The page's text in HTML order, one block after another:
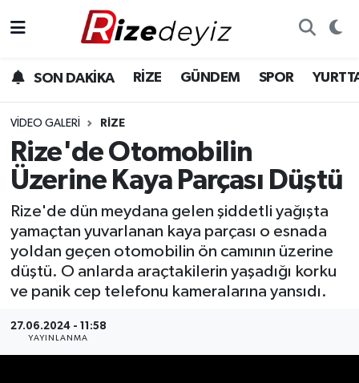
SON DAKİKA RİZE GÜNDEM SPOR
VIDEO GALERI RIZE
Rize'de Otomobilin
Üzerine Kaya Parçası Düştü
Rize'de dün meydana gelen şiddetli yağışta
yamaçtan yuvarlanan kaya parçası o esnada
yoldan geçen otomobilin ön camının üzerine
düştü. O anlarda araçtakilerin yaşadığı korku
ve panik cep telefonu kameralarına yansıdı.
27.06.2024 - 11:58
YAYINLANMA
Gündem
Yurttan Haberler
Ekonomi
Teknoloji
Sağlık
Rize Hava Durumu
Rize Trafik Yoğunluk Haritası
Süper Lig Puan Durumu ve Fikstür
Tüm Manşetler
Son Dakika Haberleri